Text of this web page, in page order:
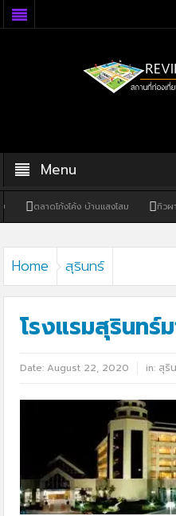
Menu
โก้งโค้ง บ้านแสงโสม ทิวผาคาเฟ่
Home สุรินทร์
โรงแรมสุรินทร์
Date:August 22, 2020 in: สุริ